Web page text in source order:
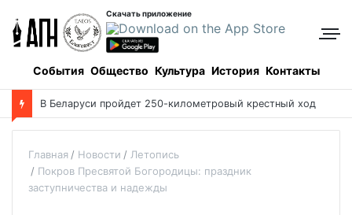
Скачать приложение
События Общество Культура История Контакты
В Беларуси пройдет 250-километровый крестный ход
Главная Новости
Летопись
Покров Пресвятой Богородицы: праздник
заступничества и надежды